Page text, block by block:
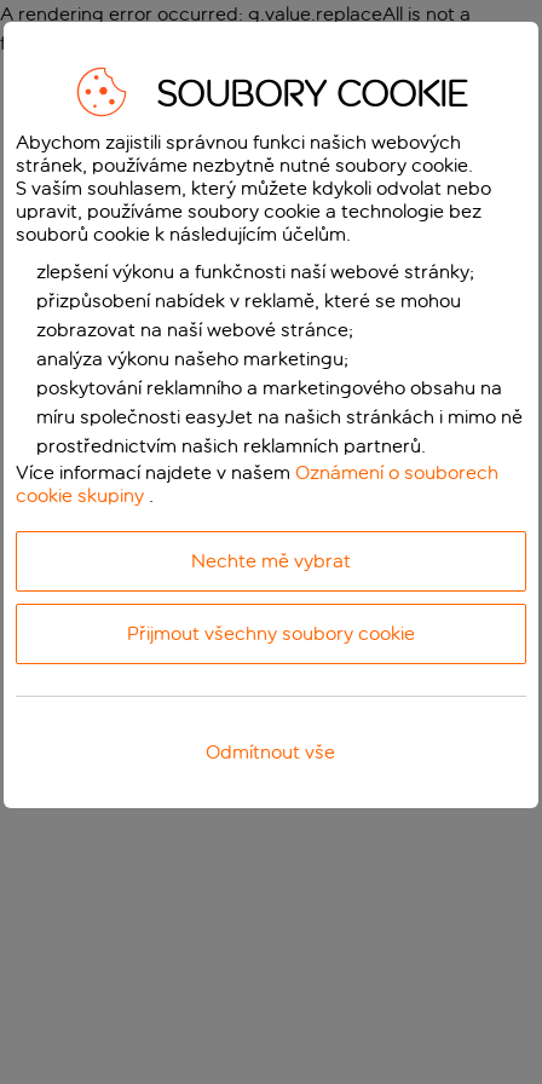
A rendering error occurred: g.value.replaceAll is not a
function
SOUBORY COOKIE
Abychom zajistili správnou funkci našich webových
stránek, používáme nezbytně nutné soubory cookie.
S vaším souhlasem, který můžete kdykoli odvolat nebo
upravit, používáme soubory cookie a technologie bez
souborů cookie k následujícím účelům.
zlepšení výkonu a funkčnosti naší webové stránky;
přizpůsobení nabídek v reklamě, které se mohou
zobrazovat na naší webové stránce;
analýza výkonu našeho marketingu;
poskytování reklamního a marketingového obsahu na
míru společnosti easyJet na našich stránkách i mimo ně
prostřednictvím našich reklamních partnerů.
Více informací najdete v našemOznámení o souborech
cookie skupiny .
Nechte mě vybrat
Přijmout všechny soubory cookie
Odmítnout vše